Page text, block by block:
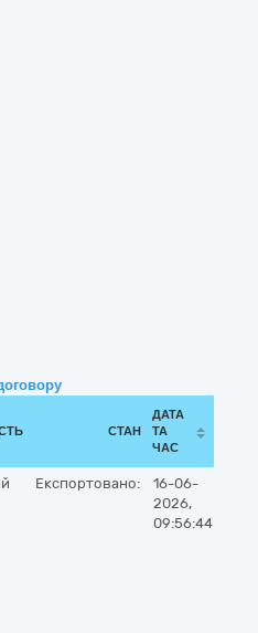
СТАН
ДАТА
ТА
ЧАС
Експортовано:
16-06-
2026,
09:56:44